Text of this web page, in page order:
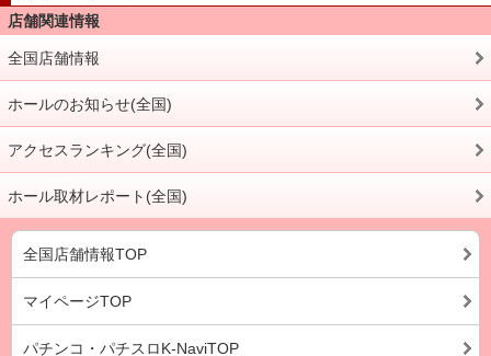
店舗関連情報
全国店舗情報
ホールのお知らせ(全国)
アクセスランキング(全国)
ホール取材レポート(全国)
全国店舗情報TOP
マイページTOP
パチンコ・パチスロK-NaviTOP